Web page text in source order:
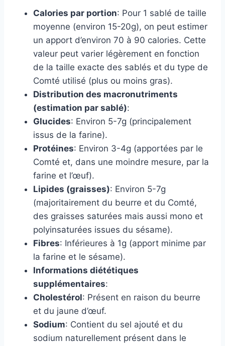
Calories par portion: Pour 1 sablé de taille
moyenne (environ 15-20g), on peut estimer
un apport d’environ 70 à 90 calories. Cette
valeur peut varier légèrement en fonction
de la taille exacte des sablés et du type de
Comté utilisé (plus ou moins gras).
Distribution des macronutriments
(estimation par sablé):
Glucides: Environ 5-7g (principalement
issus de la farine).
Protéines: Environ 3-4g (apportées par le
Comté et, dans une moindre mesure, par la
farine et l’œuf).
Lipides (graisses): Environ 5-7g
(majoritairement du beurre et du Comté,
des graisses saturées mais aussi mono et
polyinsaturées issues du sésame).
Fibres: Inférieures à 1g (apport minime par
la farine et le sésame).
Informations diététiques
supplémentaires:
Cholestérol: Présent en raison du beurre
et du jaune d’œuf.
Sodium: Contient du sel ajouté et du
sodium naturellement présent dans le